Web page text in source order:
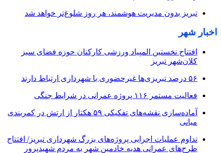
تبریز بدون مدیریت هوشمند، هر روز شلوغ‌تر خواهد شد
اخبار شهر
افتتاح نخستین المپیاد ورزشی کارکنان حوزه فضای سبز
کلان‌شهر تبریز
۵۶ درصد تبریزی‌ها غیرحضوری با شهرداری ارتباط دارند
فعالیت مستمر ۱۱۶ پروژه عمرانی در شرایط جنگی
آماده‌سازی نقشه‌های تفکیکی ۵۹ هکتار از ارتش در کمربندی
میانی
تداوم عملیات اجرایی پروژه‌های بزرگ شهرداری تبریز/ افتتاح
طرح‌های عمرانی هدیه خادمین شهر به مردم شهیدپرور